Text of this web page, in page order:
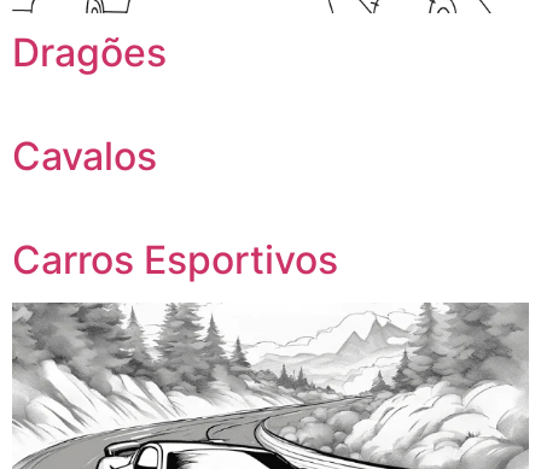
Dragões
Cavalos
Carros Esportivos